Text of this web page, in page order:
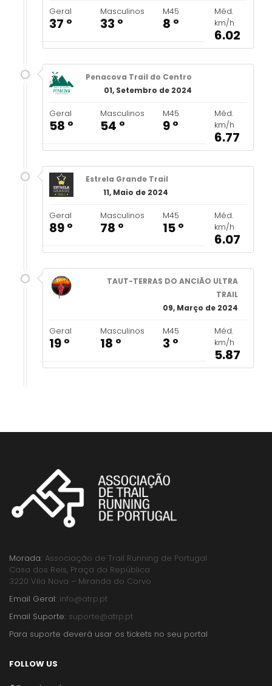
Geral
37 º
Masculinos
33 º
M45
8 º
Méd.
km/h
6.02
Penacova Trail do Centro
01, Setembro de 2024
Geral
58 º
Masculinos
54 º
M45
9 º
Méd.
km/h
6.77
Estrela Grande Trail
11, Maio de 2024
Geral
89 º
Masculinos
78 º
M45
15 º
Méd.
km/h
6.07
TAUT-TERRAS DO ANCIÃO ULTRA
TRAIL
09, Março de 2024
Geral
19 º
Masculinos
18 º
M45
3 º
Méd.
km/h
5.87
Morada: Associação de Trail Running de Portugal
Casa dos Reis, Praça da República
3220 Vila Nova – Miranda do Corvo
Email Geral: info@atrp.pt
Email Suporte: suporte@atrp.pt
Para suporte deverá usar os tickets no seu portal
FOLLOW US